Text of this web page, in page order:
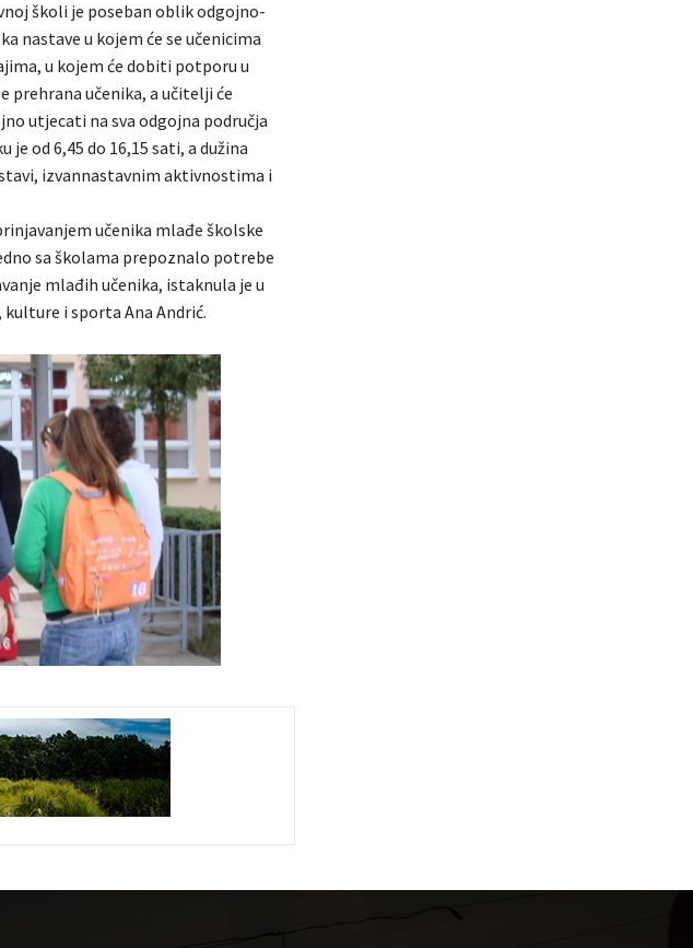
školi je poseban oblik odgojno-
nastave u kojem će se učenicima
u kojem će dobiti potporu u
prehrana učenika, a učitelji će
utjecati na sva odgojna područja
od 6,45 do 16,15 sati, a dužina
izvannastavnim aktivnostima i
učenika mlađe školske
sa školama prepoznalo potrebe
mlađih učenika, istaknula je u
i sporta Ana Andrić.